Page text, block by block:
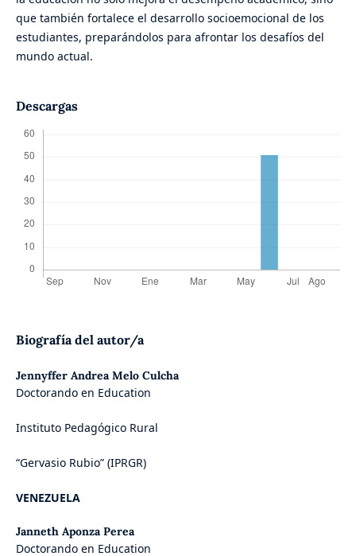
que también fortalece el desarrollo socioemocional de los
estudiantes, preparándolos para afrontar los desafíos del
mundo actual.
Descargas
Biografía del autor/a
Jennyffer Andrea Melo Culcha
Doctorando en Education
Instituto Pedagógico Rural
“Gervasio Rubio” (IPRGR)
VENEZUELA
Janneth Aponza Perea
Doctorando en Education